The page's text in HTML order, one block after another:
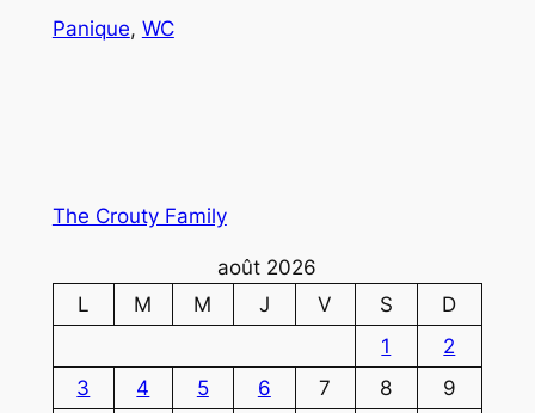
Panique, WC
The Crouty Family
août 2026
L
M M J V S
D
1
2
3
4 5 6 7 8
9